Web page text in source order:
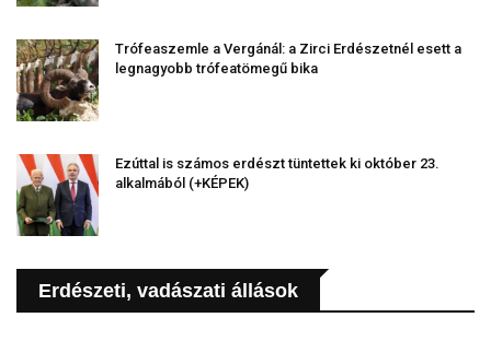
Trófeaszemle a Vergánál: a Zirci Erdészetnél esett a
legnagyobb trófeatömegű bika
Ezúttal is számos erdészt tüntettek ki október 23.
alkalmából (+KÉPEK)
Erdészeti, vadászati állások